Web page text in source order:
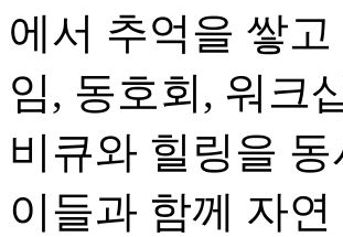
에서 추억을 쌓
임, 동호회, 워크
비큐와 힐링을
이들과 함께 자